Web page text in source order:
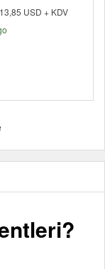
13,85 USD + KDV